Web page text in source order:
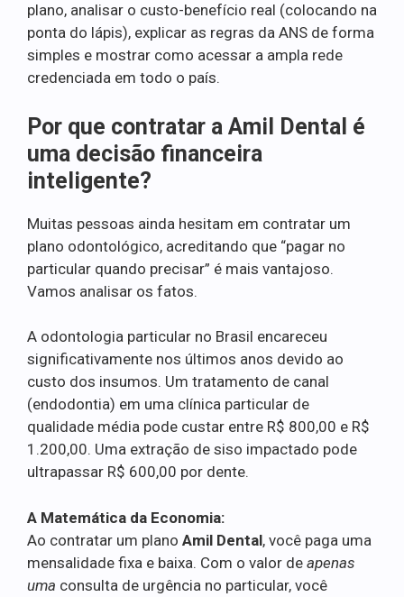
plano, analisar o custo-benefício real (colocando na
ponta do lápis), explicar as regras da ANS de forma
simples e mostrar como acessar a ampla rede
credenciada em todo o país.
Por que contratar a Amil Dental é
uma decisão financeira
inteligente?
Muitas pessoas ainda hesitam em contratar um
plano odontológico, acreditando que “pagar no
particular quando precisar” é mais vantajoso.
Vamos analisar os fatos.
A odontologia particular no Brasil encareceu
significativamente nos últimos anos devido ao
custo dos insumos. Um tratamento de canal
(endodontia) em uma clínica particular de
qualidade média pode custar entre R$ 800,00 e R$
1.200,00. Uma extração de siso impactado pode
ultrapassar R$ 600,00 por dente.
A Matemática da Economia:
Ao contratar um plano Amil Dental, você paga uma
mensalidade fixa e baixa. Com o valor de apenas
uma consulta de urgência no particular, você